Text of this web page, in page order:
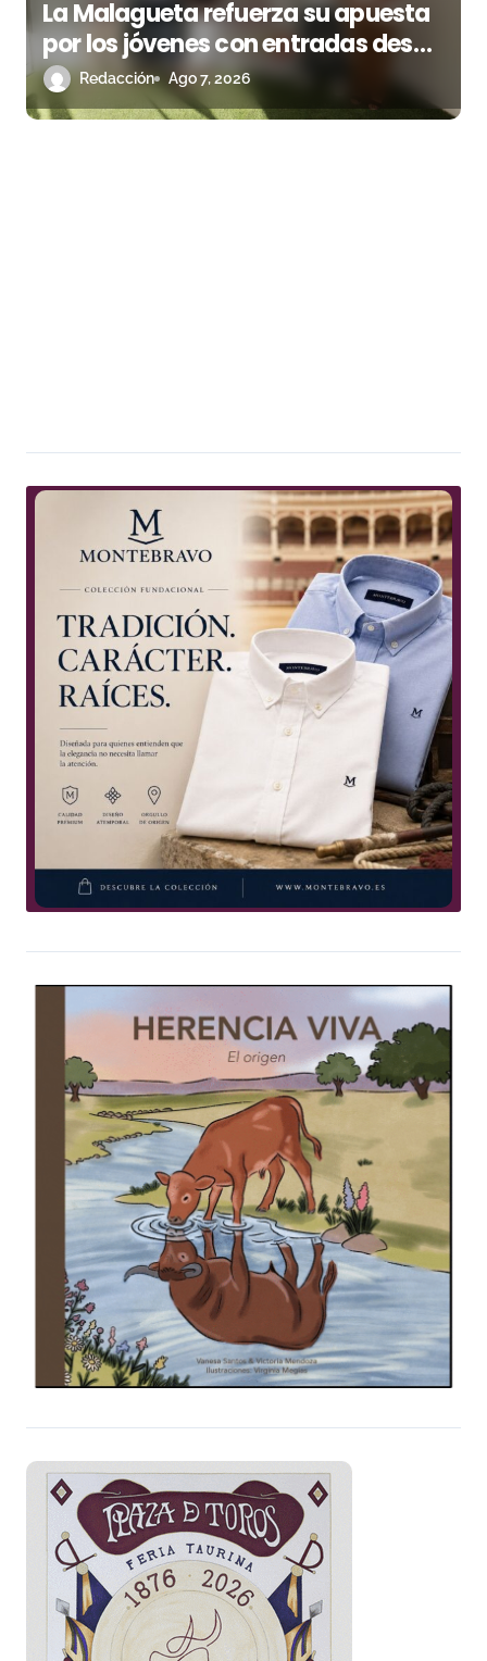
La Malagueta refuerza su apuesta
por los jóvenes con entradas desde
un euro
Redacción Ago 7, 2026